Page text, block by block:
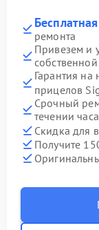
ремонта
Привезем и
Гарантия
прицелов
Срочный
течении часа
Скидка для
Получите